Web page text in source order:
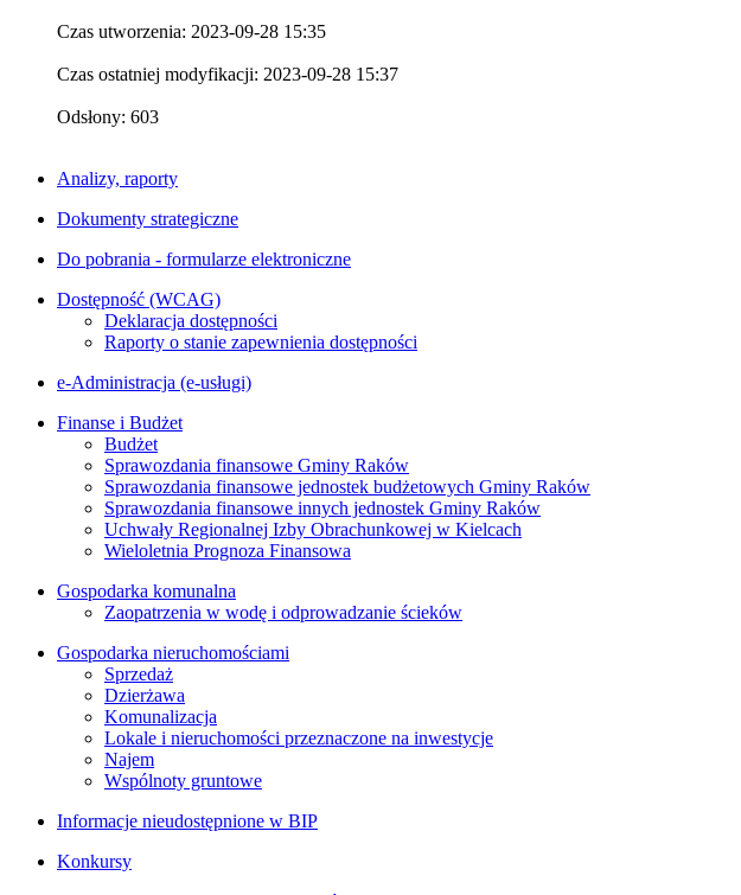
Czas utworzenia: 2023-09-28 15:35
Czas ostatniej modyfikacji: 2023-09-28 15:37
Odsłony: 603
Analizy, raporty
Dokumenty strategiczne
Do pobrania - formularze elektroniczne
Dostępność (WCAG)
Deklaracja dostępności
Raporty o stanie zapewnienia dostępności
e-Administracja (e-usługi)
Finanse i Budżet
Budżet
Sprawozdania finansowe Gminy Raków
Sprawozdania finansowe jednostek budżetowych Gminy Raków
Sprawozdania finansowe innych jednostek Gminy Raków
Uchwały Regionalnej Izby Obrachunkowej w Kielcach
Wieloletnia Prognoza Finansowa
Gospodarka komunalna
Zaopatrzenia w wodę i odprowadzanie ścieków
Gospodarka nieruchomościami
Sprzedaż
Dzierżawa
Komunalizacja
Lokale i nieruchomości przeznaczone na inwestycje
Najem
Wspólnoty gruntowe
Informacje nieudostępnione w BIP
Konkursy